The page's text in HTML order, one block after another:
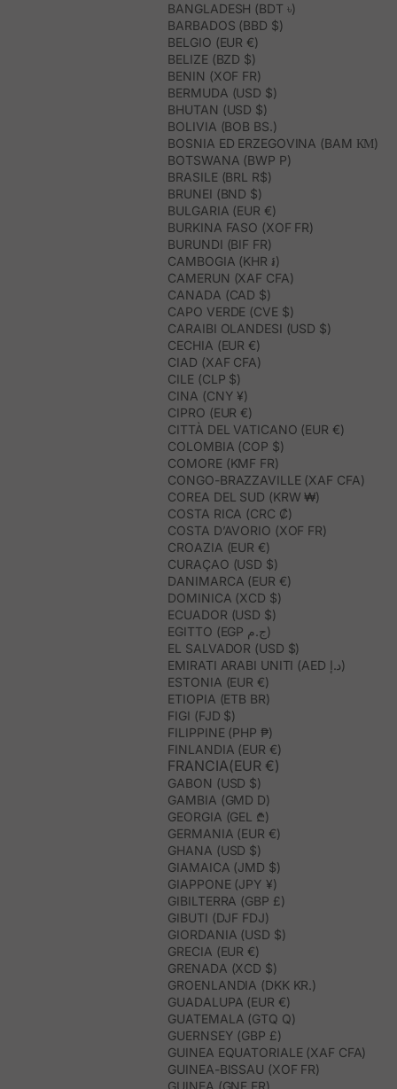
BANGLADESH (BDT ৳)
BARBADOS (BBD $)
BELGIO (EUR €)
BELIZE (BZD $)
BENIN (XOF FR)
BERMUDA (USD $)
BHUTAN (USD $)
BOLIVIA (BOB BS.)
BOSNIA ED ERZEGOVINA (BAM КМ)
BOTSWANA (BWP P)
BRASILE (BRL R$)
BRUNEI (BND $)
BULGARIA (EUR €)
BURKINA FASO (XOF FR)
BURUNDI (BIF FR)
CAMBOGIA (KHR ៛)
CAMERUN (XAF CFA)
CANADA (CAD $)
CAPO VERDE (CVE $)
CARAIBI OLANDESI (USD $)
CECHIA (EUR €)
CIAD (XAF CFA)
CILE (CLP $)
CINA (CNY ¥)
CIPRO (EUR €)
CITTÀ DEL VATICANO (EUR €)
COLOMBIA (COP $)
COMORE (KMF FR)
CONGO-BRAZZAVILLE (XAF CFA)
COREA DEL SUD (KRW ₩)
COSTA RICA (CRC ₡)
COSTA D’AVORIO (XOF FR)
CROAZIA (EUR €)
CURAÇAO (USD $)
DANIMARCA (EUR €)
DOMINICA (XCD $)
ECUADOR (USD $)
EGITTO (EGP ج.م)
EL SALVADOR (USD $)
EMIRATI ARABI UNITI (AED د.إ)
ESTONIA (EUR €)
ETIOPIA (ETB BR)
FIGI (FJD $)
FILIPPINE (PHP ₱)
FINLANDIA (EUR €)
FRANCIA(EUR €)
GABON (USD $)
GAMBIA (GMD D)
GEORGIA (GEL ₾)
GERMANIA (EUR €)
GHANA (USD $)
GIAMAICA (JMD $)
GIAPPONE (JPY ¥)
GIBILTERRA (GBP £)
GIBUTI (DJF FDJ)
GIORDANIA (USD $)
GRECIA (EUR €)
GRENADA (XCD $)
GROENLANDIA (DKK KR.)
GUADALUPA (EUR €)
GUATEMALA (GTQ Q)
GUERNSEY (GBP £)
GUINEA EQUATORIALE (XAF CFA)
GUINEA-BISSAU (XOF FR)
GUINEA (GNF FR)